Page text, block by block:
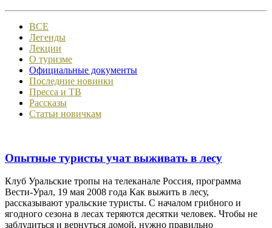
ВСЕ
Легенды
Лекции
О туризме
Официальные документы
Последние новинки
Пресса и ТВ
Рассказы
Статьи новичкам
Опытные туристы учат выживать в лесу
Клуб Уральские тропы на телеканале Россия, программа
Вести-Урал, 19 мая 2008 года Как выжить в лесу,
рассказывают уральские туристы. С началом грибного и
ягодного сезона в лесах теряются десятки человек. Чтобы не
заблудиться и вернуться домой, нужно правильно